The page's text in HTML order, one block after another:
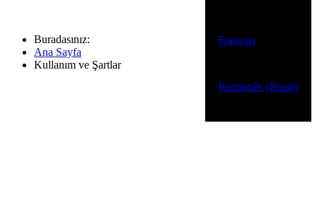
Français
Português (Brasil)
Buradasınız:
Ana Sayfa
Kullanım ve Şartlar